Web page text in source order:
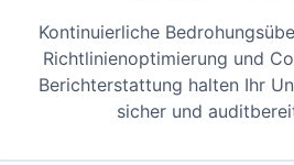
Kontinuierliche
Richtlinienoptimierung und
Berichterstattung halten Ihr
sicher und